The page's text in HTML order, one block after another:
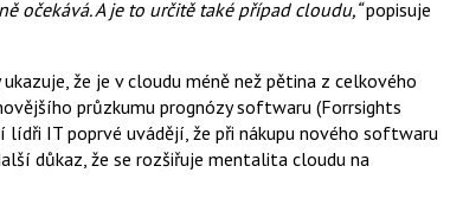
očekává. A je to určitě také případ cloudu,“popisuje
že je v cloudu méně než pětina z celkového
průzkumu prognózy softwaru (Forrsights
IT poprvé uvádějí, že při nákupu nového softwaru
důkaz, že se rozšiřuje mentalita cloudu na